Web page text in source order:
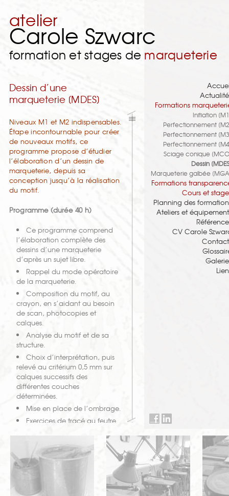
atelier
Carole Szwarc
formation et stages de marqueterie
Dessin d’une
marqueterie [MDES]
Niveaux M1 et M2 indispensables.
Étape incontournable pour créer
de nouveaux motifs, ce
programme propose d’étudier
l’élaboration d’un dessin de
marqueterie, depuis sa
conception jusqu’à la réalisation
du motif.
Programme (durée 40 h)
Ce programme comprend
l’élaboration complète des
dessins d’une marqueterie
d’après un sujet libre.
Rappel du mode opératoire
de la marqueterie.
Composition du motif, au
crayon, en s’aidant au besoin
de scan, photocopies et
calques.
Analyse du motif et de sa
structure.
Choix d’interprétation, puis
relevé au critérium 0,5 mm sur
calques successifs des
différentes couches
déterminées.
Mise en place de l’ombrage.
Exercices de tracé au feutre
Mise en pratique du sciage,
à partir du dessin à l’encre du
stagiaire.
Tracé à l’encre précis de
Formations
Initiation
Perfectionnement
Perfectionnement
Perfectionnement
Sciage conique
Dessin
Marqueterie galbée
Formations
Cours et
Planning des
Ateliers et
CV Carole